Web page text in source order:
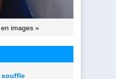
images »
souffle